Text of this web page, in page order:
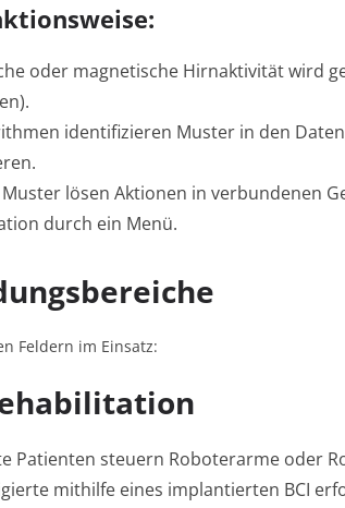
oder magnetische Hirnaktivität wird
identifizieren Muster in den
lösen Aktionen in verbundenen
durch ein Menü.
Feldern im Einsatz:
Patienten steuern Roboterarme oder
mithilfe eines implantierten BCI